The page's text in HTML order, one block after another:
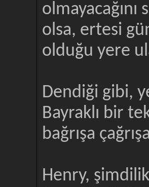
olmayacağını
olsa, ertesi
olduğu yere
Dendiği gibi,
Bayraklı bir
bağrışa
Henry,